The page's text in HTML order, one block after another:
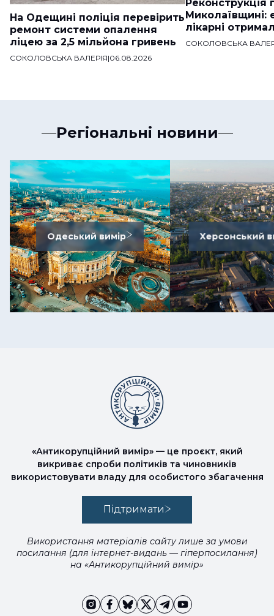
На Одещині поліція перевірить
ремонт системи опалення
ліцею за 2,5 мільйона гривень
СОКОЛОВСЬКА ВАЛЕРІЯ|06.08.2026
Реконструкція
Миколаївщині:
лікарні
СОКОЛОВСЬКА
Регіональні новини
Одеський вимір Херсонський
«Антикорупційний вимір» — це проєкт, який
викриває спроби політиків та чиновників
використовувати владу для особистого збагачення
Підтримати
Використання матеріалів сайту лише за умови
посилання (для інтернет-видань — гіперпосилання)
на «Антикорупційний вимір»